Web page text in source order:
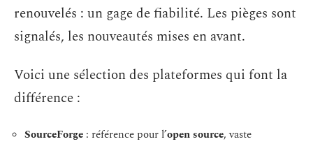
renouvelés : un gage de fiabilité. Les pièges sont
signalés, les nouveautés mises en avant.
Voici une sélection des plateformes qui font la
différence :
SourceForge : référence pour l’open source, vaste